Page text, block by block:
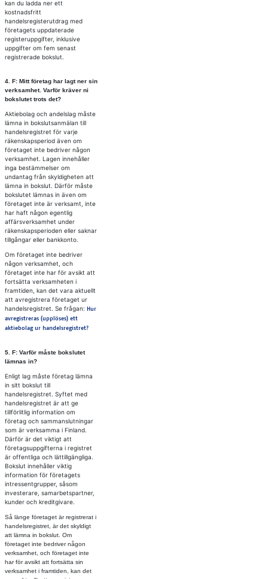
kan du ladda ner ett
kostnadsfritt
handelsregisterutdrag med
företagets uppdaterade
registeruppgifter, inklusive
uppgifter om fem senast
registrerade bokslut.
4. F: Mitt fö­re­tag har lagt ner sin
verk­sam­het. Var­för krä­ver ni
bok­slu­tet trots det?
Aktiebolag och andelslag måste
lämna in bokslutsanmälan till
handelsregistret för varje
räkenskapsperiod även om
företaget inte bedriver någon
verksamhet. Lagen innehåller
inga bestämmelser om
undantag från skyldigheten att
lämna in bokslut. Därför måste
bokslutet lämnas in även om
företaget inte är verksamt, inte
har haft någon egentlig
affärsverksamhet under
räkenskapsperioden eller saknar
tillgångar eller bankkonto.
Om företaget inte bedriver
någon verksamhet, och
företaget inte har för avsikt att
fortsätta verksamheten i
framtiden, kan det vara aktuellt
att avregistrera företaget ur
handelsregistret. Se frågan: Hur
avregistreras (upplöses) ett
aktiebolag ur handelsregistret?
5. F: Var­för mås­te bok­slu­tet
läm­nas in?
Enligt lag måste företag lämna
in sitt bokslut till
handelsregistret. Syftet med
handelsregistret är att ge
tillförlitlig information om
företag och sammanslutningar
som är verksamma i Finland.
Därför är det viktigt att
företagsuppgifterna i registret
är offentliga och lättillgängliga.
Bokslut innehåller viktig
information för företagets
intressentgrupper, såsom
investerare, samarbetspartner,
kunder och kreditgivare.
Så länge företaget är registrerat i
handelsregistret, är det skyldigt
att lämna in bokslut. Om
företaget inte bedriver någon
verksamhet, och företaget inte
har för avsikt att fortsätta sin
verksamhet i framtiden, kan det